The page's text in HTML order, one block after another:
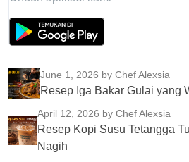
June 1, 2026 by Chef Alexsia
Resep Iga Bakar Gulai yang
April 12, 2026 by Chef Alexsia
Resep Kopi Susu Tetangga
Nagih